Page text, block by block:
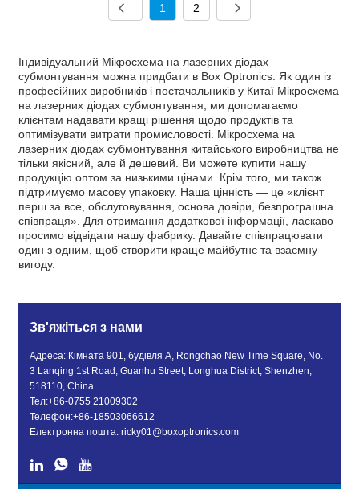
1 2
Індивідуальний Мікросхема на лазерних діодах
субмонтування можна придбати в Box Optronics. Як один із
професійних виробників і постачальників у Китаї Мікросхема
на лазерних діодах субмонтування, ми допомагаємо
клієнтам надавати кращі рішення щодо продуктів та
оптимізувати витрати промисловості. Мікросхема на
лазерних діодах субмонтування китайського виробництва не
тільки якісний, але й дешевий. Ви можете купити нашу
продукцію оптом за низькими цінами. Крім того, ми також
підтримуємо масову упаковку. Наша цінність — це «клієнт
перш за все, обслуговування, основа довіри, безпрограшна
співпраця». Для отримання додаткової інформації, ласкаво
просимо відвідати нашу фабрику. Давайте співпрацювати
один з одним, щоб створити краще майбутнє та взаємну
вигоду.
Зв'яжіться з нами
Адреса: Кімната 901, будівля A, Rongchao New Time Square, No.
3 Lanqing 1st Road, Guanhu Street, Longhua District, Shenzhen,
518110, China
Тел:+86-0755 21009302
Телефон:+86-18503066612
Електронна пошта:ricky01@boxoptronics.com